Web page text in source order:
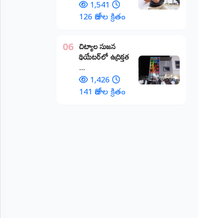
1,541
126 రోజుల క్రితం
06 చిట్యాల సుజన
థియేటర్‌లో ఉద్రిక్తత
...
1,426
141 రోజుల క్రితం